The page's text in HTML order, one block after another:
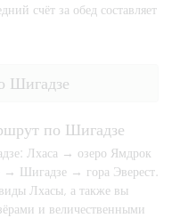
счёт за обед составляет
Шигадзе
по Шигадзе
Лхаса → озеро Ямдрок
Шигадзе → гора Эверест.
Лхасы, а также вы
и величественными